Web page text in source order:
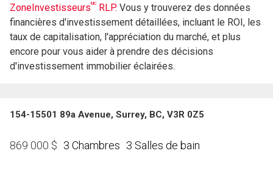
ZoneInvestisseursMC RLP. Vous y trouverez des données
financières d'investissement détaillées, incluant le ROI, les
taux de capitalisation, l'appréciation du marché, et plus
encore pour vous aider à prendre des décisions
d'investissement immobilier éclairées.
154-15501 89a Avenue, Surrey, BC, V3R 0Z5
869 000 $ 3 Chambres 3 Salles de bain